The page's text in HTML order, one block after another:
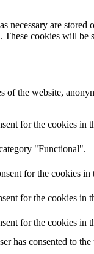
are stored
These cookies will
of the website,
for the cookies in
"Functional".
for the cookies
for the cookies in
for the cookies in
has consented to